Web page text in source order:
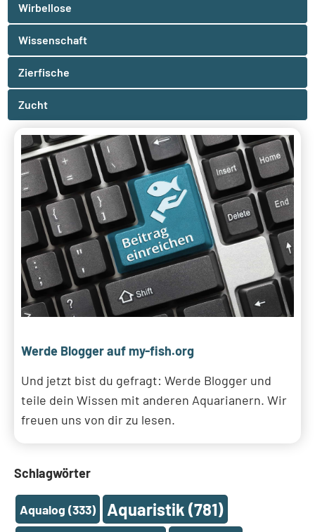
Wirbellose
Wissenschaft
Zierfische
Zucht
Werde Blogger auf my-fish.org
Und jetzt bist du gefragt: Werde Blogger und
teile dein Wissen mit anderen Aquarianern. Wir
freuen uns von dir zu lesen.
Schlagwörter
Aqualog (333) Aquaristik (781)